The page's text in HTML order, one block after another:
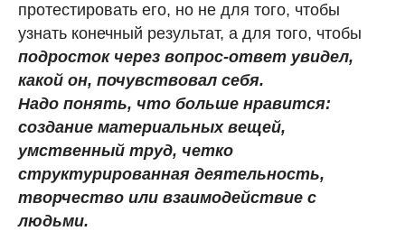
протестировать его, но не для того, чтобы
узнать конечный результат, а для того, чтобы
подросток через вопрос-ответ увидел,
какой он, почувствовал себя.
Надо понять, что больше нравится:
создание материальных вещей,
умственный труд, четко
структурированная деятельность,
творчество или взаимодействие с
людьми.